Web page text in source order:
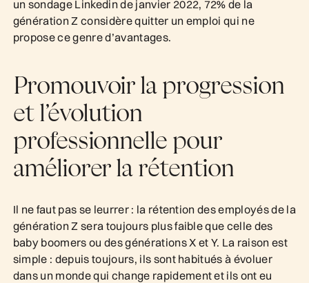
un sondage Linkedin de janvier 2022, 72% de la
génération Z considère quitter un emploi qui ne
propose ce genre d’avantages.
Promouvoir la progression
et l’évolution
professionnelle pour
améliorer la rétention
Il ne faut pas se leurrer : la rétention des employés de la
génération Z sera toujours plus faible que celle des
baby boomers ou des générations X et Y. La raison est
simple : depuis toujours, ils sont habitués à évoluer
dans un monde qui change rapidement et ils ont eu